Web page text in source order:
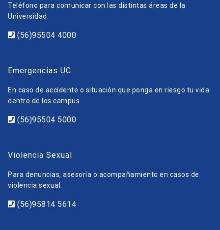
Teléfono para comunicar con las distintas áreas de la
Universidad.
(56)95504 4000
Emergencias UC
En caso de accidente o situación que ponga en riesgo tu vida
dentro de los campus.
(56)95504 5000
Violencia Sexual
Para denuncias, asesoría o acompañamiento en casos de
violencia sexual.
(56)95814 5614